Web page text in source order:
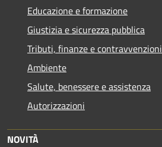
Educazione e formazione
Giustizia e sicurezza pubblica
Tributi, finanze e contravvenzioni
Ambiente
Salute, benessere e assistenza
Autorizzazioni
NOVITÀ